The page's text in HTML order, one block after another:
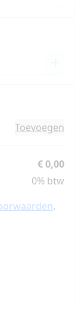
Toevoegen
€ 0,00
0% btw
.